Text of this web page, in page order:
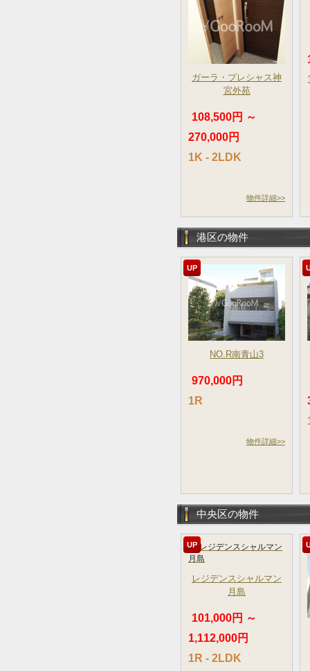
ガーラ・プレシャス神
宮外苑
108,500円 ～
270,000円
1K - 2LDK
物件詳細>>
港区の物件
UP
NO.R南青山3
970,000円
1R
物件詳細>>
中央区の物件
UP
レジデンスシャルマン
月島
101,000円 ～
1,112,000円
1R - 2LDK